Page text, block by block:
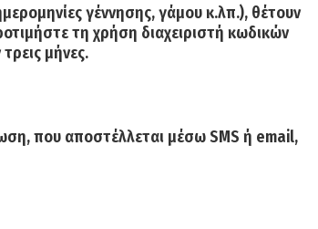
γέννησης, γάμου κ.λπ.), θέτουν
τη χρήση διαχειριστή κωδικών
μήνες.
που αποστέλλεται μέσω SMS ή email,